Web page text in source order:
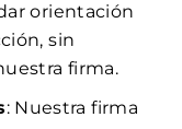
orientación
sin
firma.
: Nuestra firma